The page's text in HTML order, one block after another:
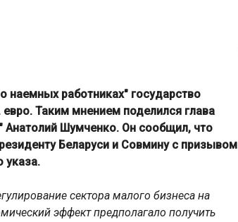
наемных работниках" государство
Таким мнением поделился глава
Анатолий Шумченко. Он сообщил, что
Беларуси и Совмину с призывом
указа.
сектора малого бизнеса на
эффект предполагало получить